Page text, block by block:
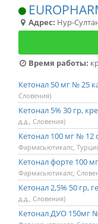
Адрес: Нур-
Время работы:
Кетонал 50 мг № 25
Словения)
Кетонал 5% 30 гр,
д.д., Словения)
Кетонал 100 мг № 12
Фармасьютикалс,
Кетонал форте 100
Фармасьютикалс,
Кетонал 2,5% 50 гр,
д.д., Словения)
Кетонал ДУО 150мг